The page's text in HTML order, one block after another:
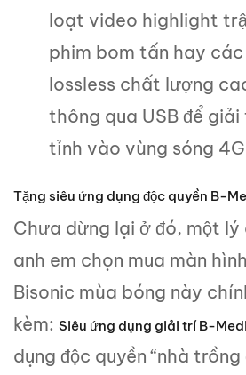
loạt video highlight
phim bom tấn hay
lossless chất lượng
thông qua USB để
tỉnh vào vùng sóng
Tặng siêu ứng dụng độc quyền B-
Chưa dừng lại ở đó, một lý
anh em chọn mua màn
Bisonic mùa bóng này
kèm: Siêu ứng dụng giải trí B-
dụng độc quyền “nhà